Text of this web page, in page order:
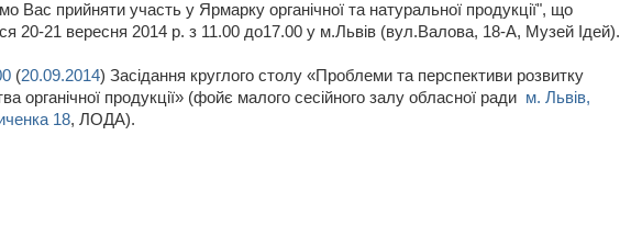
Вас прийняти участь у Ярмарку органічної та натуральної продукції", що
20-21 вересня 2014 р. з 11.00 до17.00 у м.Львів (вул.Валова, 18-А, Музей Ідей).
(20.09.2014) Засідання круглого столу «Проблеми та перспективи розвитку
органічної продукції» (фойє малого сесійного залу обласної ради м. Львів,
18, ЛОДА).